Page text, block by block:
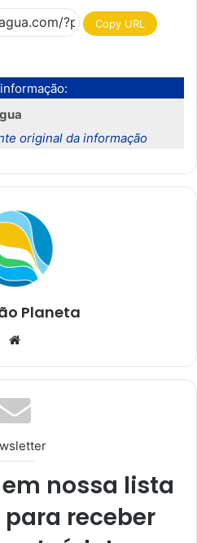
Copy URL
original da informação
Planeta
te
nossa lista
receber